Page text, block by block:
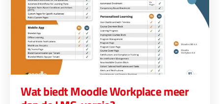
Wat biedt Moodle Workplace meer